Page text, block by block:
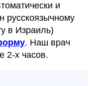
и
русскоязычному
в Израиль)
. Наш врач
2-х часов.